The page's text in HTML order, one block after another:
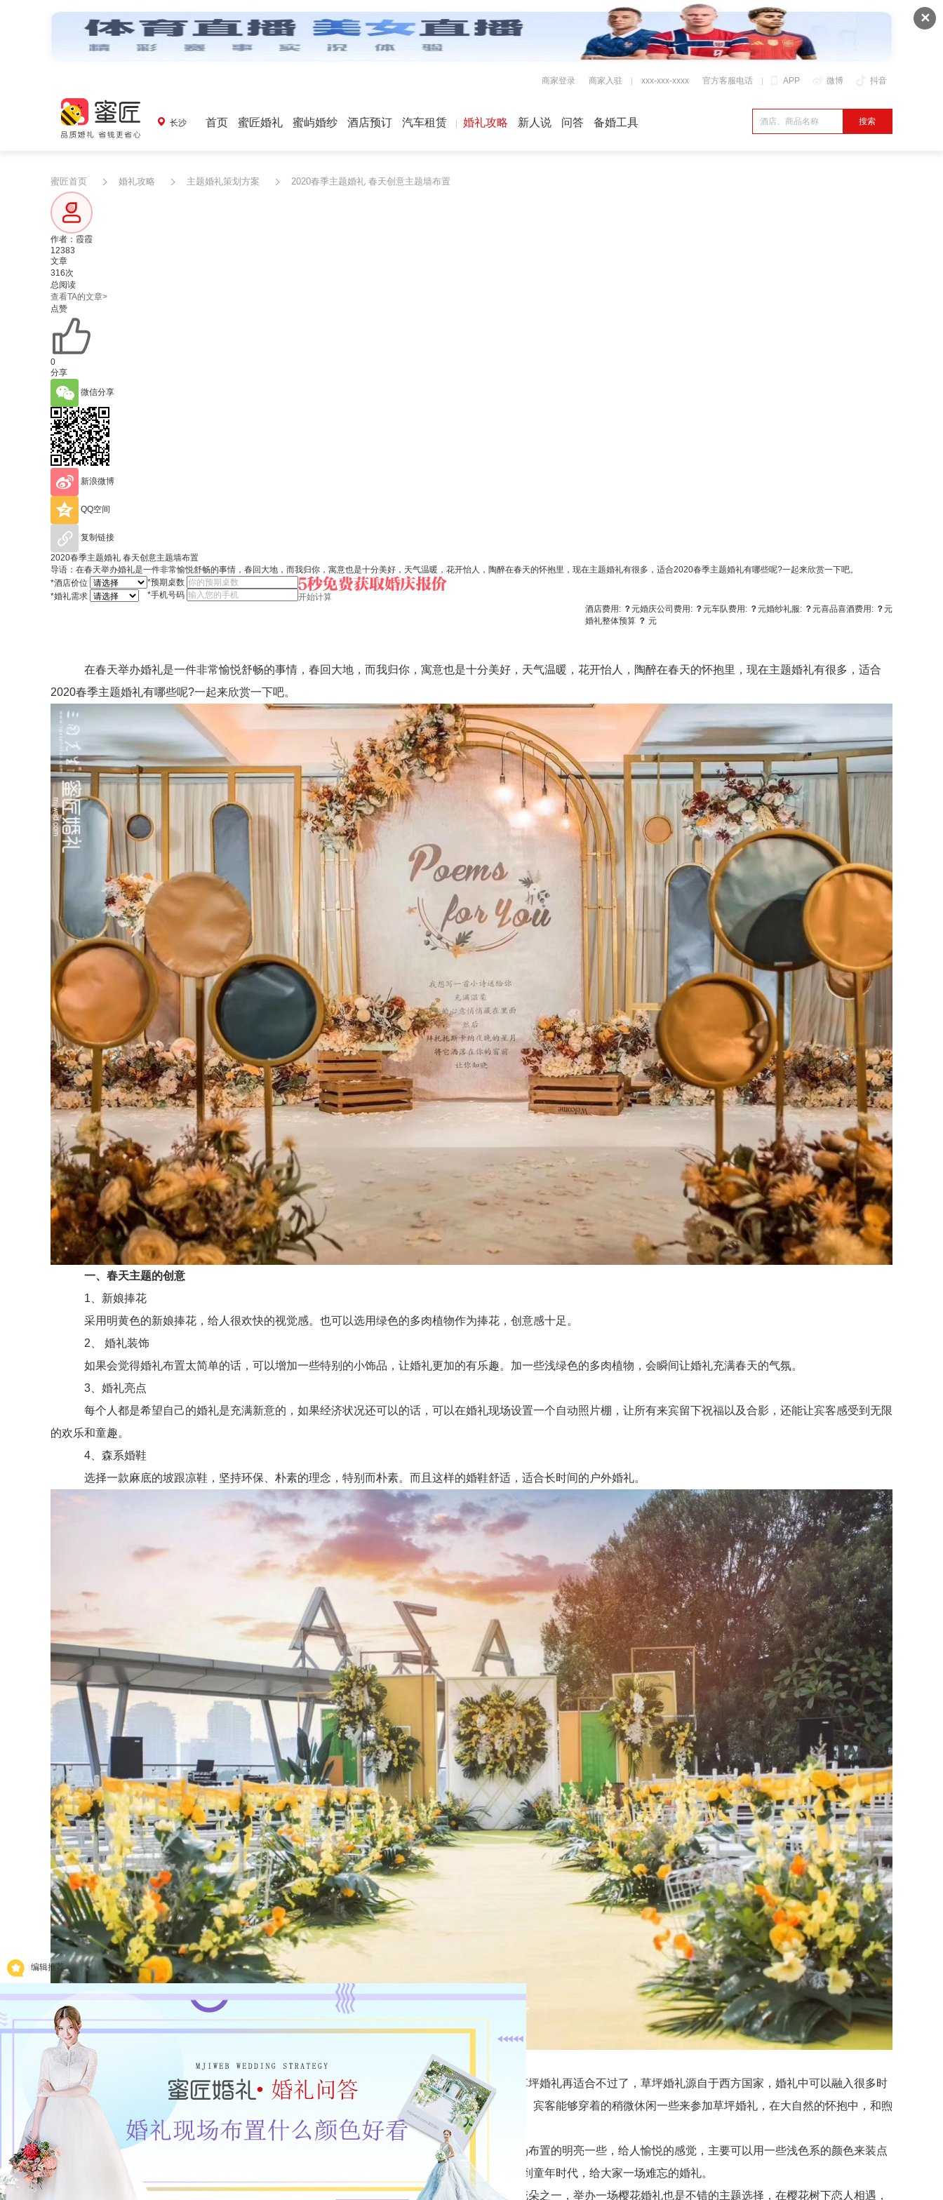
✕
APP 微博 抖音
商家登录 商家入驻 xxx-xxx-xxxx 官方客服电话
长沙 首页 蜜匠婚礼 蜜屿婚纱 酒店预订 汽车租赁 婚礼攻略 新人说 问答 备婚工具
蜜匠首页 婚礼攻略 主题婚礼策划方案 2020春季主题婚礼 春天创意主题墙布置
作者：霞霞
12383
文章
316次
总阅读
查看TA的文章>
点赞
0
分享
微信分享
新浪微博
QQ空间
复制链接
2020春季主题婚礼 春天创意主题墙布置
导语：在春天举办婚礼是一件非常愉悦舒畅的事情，春回大地，而我归你，寓意也是十分美好，天气温暖，花开怡人，陶醉在春天的怀抱里，现在主题婚礼有很多，适合2020春季主题婚礼有哪些呢?一起来欣赏一下吧。
*酒店价位
*婚礼需求
*预期桌数
*手机号码
开始计算
酒店费用: ？元婚庆公司费用: ？元车队费用: ？元婚纱礼服: ？元喜品喜酒费用: ？元
婚礼整体预算 ？ 元
在春天举办婚礼是一件非常愉悦舒畅的事情，春回大地，而我归你，寓意也是十分美好，天气温暖，花开怡人，陶醉在春天的怀抱里，现在主题婚礼有很多，适合
2020春季主题婚礼有哪些呢?一起来欣赏一下吧。
一、春天主题的创意
1、新娘捧花
采用明黄色的新娘捧花，给人很欢快的视觉感。也可以选用绿色的多肉植物作为捧花，创意感十足。
2、 婚礼装饰
如果会觉得婚礼布置太简单的话，可以增加一些特别的小饰品，让婚礼更加的有乐趣。加一些浅绿色的多肉植物，会瞬间让婚礼充满春天的气氛。
3、婚礼亮点
每个人都是希望自己的婚礼是充满新意的，如果经济状况还可以的话，可以在婚礼现场设置一个自动照片棚，让所有来宾留下祝福以及合影，还能让宾客感受到无限
的欢乐和童趣。
4、森系婚鞋
选择一款麻底的坡跟凉鞋，坚持环保、朴素的理念，特别而朴素。而且这样的婚鞋舒适，适合长时间的户外婚礼。
二、2020春季主题婚礼
1、春季户外草坪婚礼：绿色是大自然的颜色，春天是万物复苏的季节，在室外举办一场草坪婚礼再适合不过了，草坪婚礼源自于西方国家，婚礼中可以融入很多时
尚元素，深受年轻人喜欢，而且婚礼风格相对轻松，主要以自助餐或者户外烤肉的形式举办婚宴。宾客能够穿着的稍微休闲一些来参加草坪婚礼，在大自然的怀抱中，和煦
的阳光，蓝天白云下见证一对新人开始全新生活。
2、春天糖果色婚礼：春天是色彩斑斓的季节，鲜花盛开，各种颜色争奇斗艳，将婚礼现场布置的明亮一些，给人愉悦的感觉，主要可以用一些浅色系的颜色来装点
婚礼现场，让人看了就觉得温暖，用缤纷的帷幔，花球将现场布置的充满童话色彩，让人仿佛回到童年时代，给大家一场难忘的婚礼。
3、烂漫春色樱花婚礼：樱花往往与爱，纯洁，幸福联系在一起，樱花是代表春天较好的花朵之一，举办一场樱花婚礼也是不错的主题选择，在樱花树下恋人相遇，
编辑推荐